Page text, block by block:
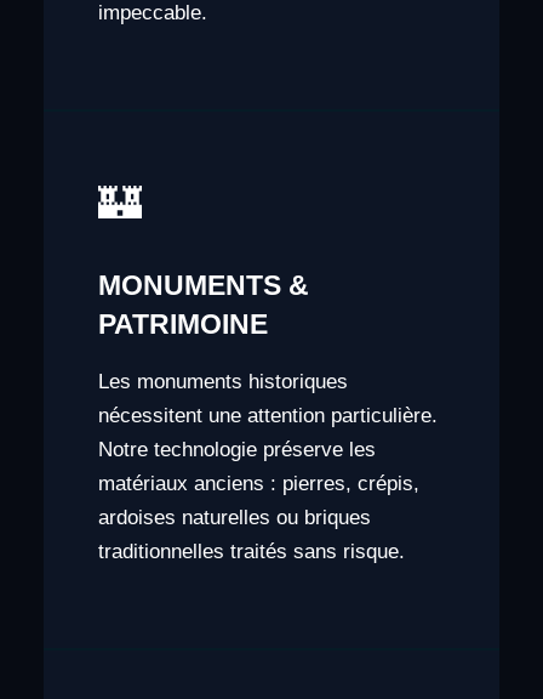
impeccable.
🏰
MONUMENTS &
PATRIMOINE
Les monuments historiques
nécessitent une attention particulière.
Notre technologie préserve les
matériaux anciens : pierres, crépis,
ardoises naturelles ou briques
traditionnelles traités sans risque.